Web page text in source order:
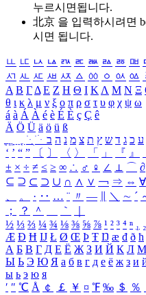
누르시면됩니다.
北京 을 입력하시려면
시면 됩니다.
ㅥ ㅦ ㅧ ㅨ ㅩ ㅪ ㅫ ㅬ ㅭ ㅮ
ㅺ ㅻ ㅼ ㅽ ㅾ ㅿ ㆀ ㆁ ㆂ ㆃ
Α Β ΓΔ Ε Ζ Η Θ Ι ΚΛ Μ Ν Ξ
θ ι κ λ μ ν ξ ο π ρ σ τ υ φ χ ψ ω
á à Á À é è É È ç Ç ê
Ä Ö Ü ä ö ü ß
ִֶֹ ֻּ ׁׂ ע כ ג ד ש ץ ת צ מ נ ה ב
‘ ’ “ ” 〔 〕 〈 〉 「 」 『 』
± × ÷ ≠ ≤ ≥ ∞ ∴ ♂ ♀ ∠ ⊥ ⌒ ∂
⊆ ⊇ ⊂ ⊃ ∪ ∩ ∧ ∨ ￢ ⇒ ⇔ ∀
、
。 · ‥ … ¨ 〃 ― ＼ ∼ ´
；
？ ＾ ｀
½ ⅓ ⅔ ¼ ¾ ⅛ ⅜ ⅝ ⅞ ¹ ² ³ ⁴ ⁿ ₁ ₂
Æ Ð Ħ Ĳ Ł Ø Œ Þ Ŧ Ŋ æ đ ð ħ
А Б В Г Д Е Ё Ж З И Й К Л М
Ы Ь Э Ю Я а б в г д е ё ж з и
ы ь э ю я
′ ″ ℃ Å ￠ ￡ ￥ ¤ ℉ ‰ ＄ ％